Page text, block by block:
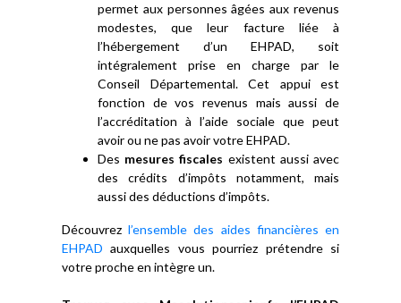
permet aux personnes âgées aux revenus
modestes, que leur facture liée à
l’hébergement d’un EHPAD, soit
intégralement prise en charge par le
Conseil Départemental. Cet appui est
fonction de vos revenus mais aussi de
l’accréditation à l’aide sociale que peut
avoir ou ne pas avoir votre EHPAD.
Des mesures fiscales existent aussi avec
des crédits d’impôts notamment, mais
aussi des déductions d’impôts.
Découvrezl’ensemble des aides financières en
EHPADauxquelles vous pourriez prétendre si
votre proche en intègre un.